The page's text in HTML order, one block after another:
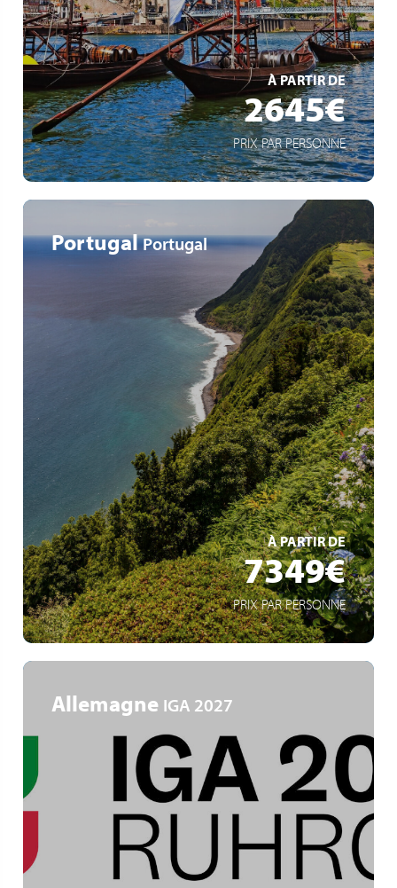
À PARTIR DE
2645€
PRIX PAR PERSONNE
Weinbegleitung von Domaines Vinsmoselle
EN SAVOIR +
Portugal Portugal
À PARTIR DE
7349€
PRIX PAR PERSONNE
Entdecken Sie sechs der neun Inseln der Azoren
Einzigartige Natur (Vulkane, geologische Formationen,
üppige Vegetation)
Ein Ausflug pro Tag inklusive, geführt von lokalen
Reiseleitern
EN SAVOIR +
Allemagne IGA 2027